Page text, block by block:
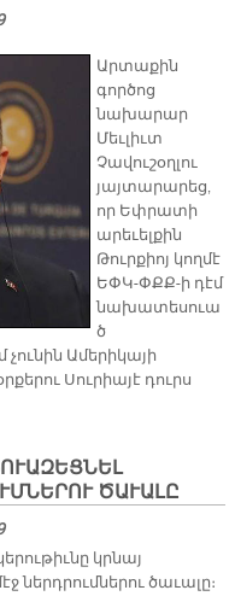
Արտաքին
գործոց
նախարար
Մեւլիւտ
Չավուշօղլու
յայտարարեց,
որ Եփրատի
արեւելքին
Թուրքիոյ կողմէ
ԵՓԿ-ՓՔՔ-ի դէմ
նախատեսուա
ծ
Ամերիկայի
Սուրիայէ դուրս
ԾԱՒԱԼԸ
կրնայ
ներդրումներու ծաւալը։